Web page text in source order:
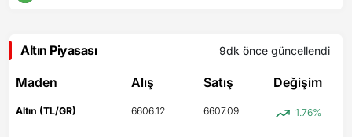
Altın Piyasası 9dk önce güncellendi
Maden Alış Satış Değişim
Altın (TL/GR) 6606.12 6607.09 1.76%